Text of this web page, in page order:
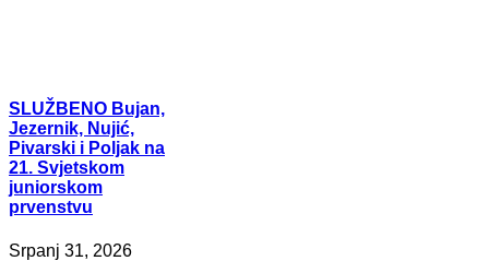
SLUŽBENO Bujan,
Jezernik, Nujić,
Pivarski i Poljak na
21. Svjetskom
juniorskom
prvenstvu
Srpanj 31, 2026